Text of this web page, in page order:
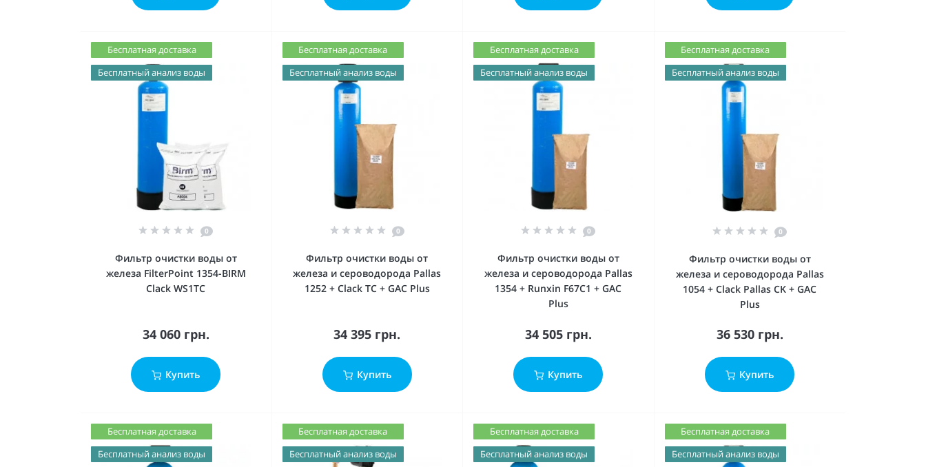
Бесплатная доставка
Бесплатный анализ воды
0
Фильтр очистки воды от
железа FilterPoint 1354-BIRM
Clack WS1ТС
34 060 грн.
Купить
Бесплатная доставка
Бесплатный анализ воды
0
Фильтр очистки воды от
железа и сероводорода Pallas
1252 + Clack TC + GAC Plus
34 395 грн.
Купить
Бесплатная доставка
Бесплатный анализ воды
0
Фильтр очистки воды от
железа и сероводорода Pallas
1354 + Runxin F67C1 + GAC
Plus
34 505 грн.
Купить
Бесплатная доставка
Бесплатный анализ воды
0
Фильтр очистки воды от
железа и сероводорода Pallas
1054 + Clack Pallas CK + GAC
Plus
36 530 грн.
Купить
Бесплатная доставка
Бесплатный анализ воды
Бесплатная доставка
Бесплатный анализ воды
Бесплатная доставка
Бесплатный анализ воды
Бесплатная доставка
Бесплатный анализ воды